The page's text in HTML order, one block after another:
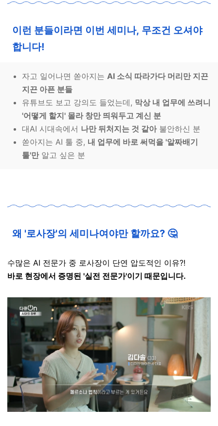
이런 분들이라면 이번 세미나, 무조건 오셔야
합니다!
자고 일어나면 쏟아지는 AI 소식 따라가다 머리만 지끈
지끈 아픈 분들
유튜브도 보고 강의도 들었는데, 막상 내 업무에 쓰려니
'어떻게 할지' 몰라 창만 띄워두고 계신 분
대AI 시대속에서 나만 뒤처지는 것 같아불안하신 분
쏟아지는 AI 툴 중, 내 업무에 바로 써먹을 '알짜배기
툴'만알고 싶은 분
왜 '로사장'의 세미나여야만 할까요? 🤔
수많은 AI 전문가 중 로사장이 단연 압도적인 이유?!
바로 현장에서 증명된 '실전 전문가'이기 때문입니다.